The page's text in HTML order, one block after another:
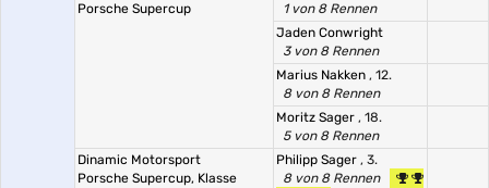
Porsche Supercup
1 von 8 Rennen
Jaden Conwright
3 von 8 Rennen
Marius Nakken , 12.
8 von 8 Rennen
Moritz Sager , 18.
5 von 8 Rennen
Dinamic Motorsport
Porsche Supercup, Klasse
Philipp Sager , 3.
8 von 8 Rennen